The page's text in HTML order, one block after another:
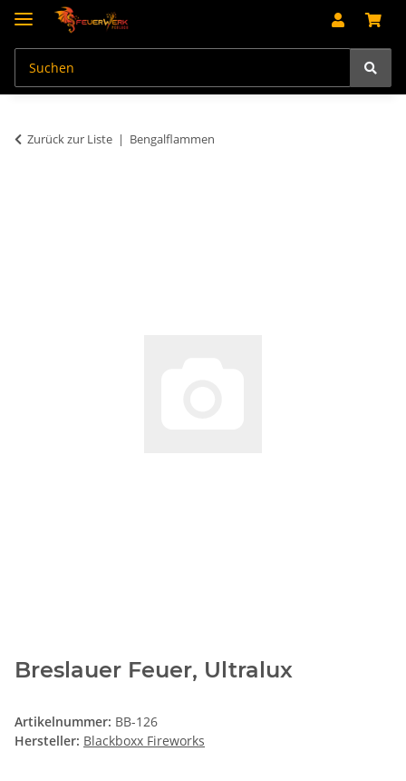
Zurück zur Liste Bengalflammen
Breslauer Feuer, Ultralux
Artikelnummer: BB-126
Hersteller: Blackboxx Fireworks